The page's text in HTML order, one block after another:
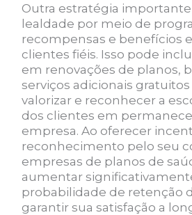
Outra estratégia importante
lealdade por meio de
recompensas e benefícios
clientes fiéis. Isso pode
em renovações de planos,
serviços adicionais
valorizar e reconhecer a
dos clientes em
empresa. Ao oferecer
reconhecimento pelo seu
empresas de planos de
aumentar
probabilidade de retenção
garantir sua satisfação a